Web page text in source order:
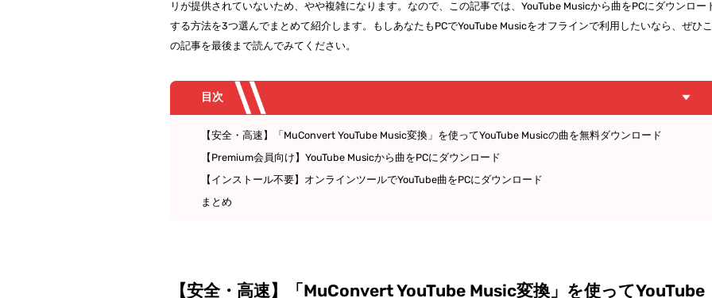
リが提供されていないため、やや複雑になります。なので、この記事では、YouTube Musicから曲をPCにダウンロー
する方法を3つ選んでまとめて紹介します。もしあなたもPCでYouTube Musicをオフラインで利用したいなら、ぜひ
の記事を最後まで読んでみてください。
目次
【安全・高速】「MuConvert YouTube Music変換」を使ってYouTube Musicの曲を無料ダウンロード
【Premium会員向け】YouTube Musicから曲をPCにダウンロード
【インストール不要】オンラインツールでYouTube曲をPCにダウンロード
まとめ
【安全・高速】「MuConvert YouTube Music変換」を使ってYouTube